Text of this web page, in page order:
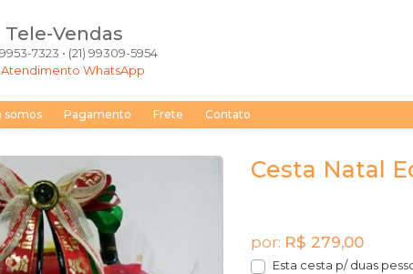
Tele-Vendas
7323 • (21) 99309-5954
Atendimento WhatsApp
somos Pagamento Frete Contato
Cesta Natal
por: R$ 279,00
Esta cesta p/ duas